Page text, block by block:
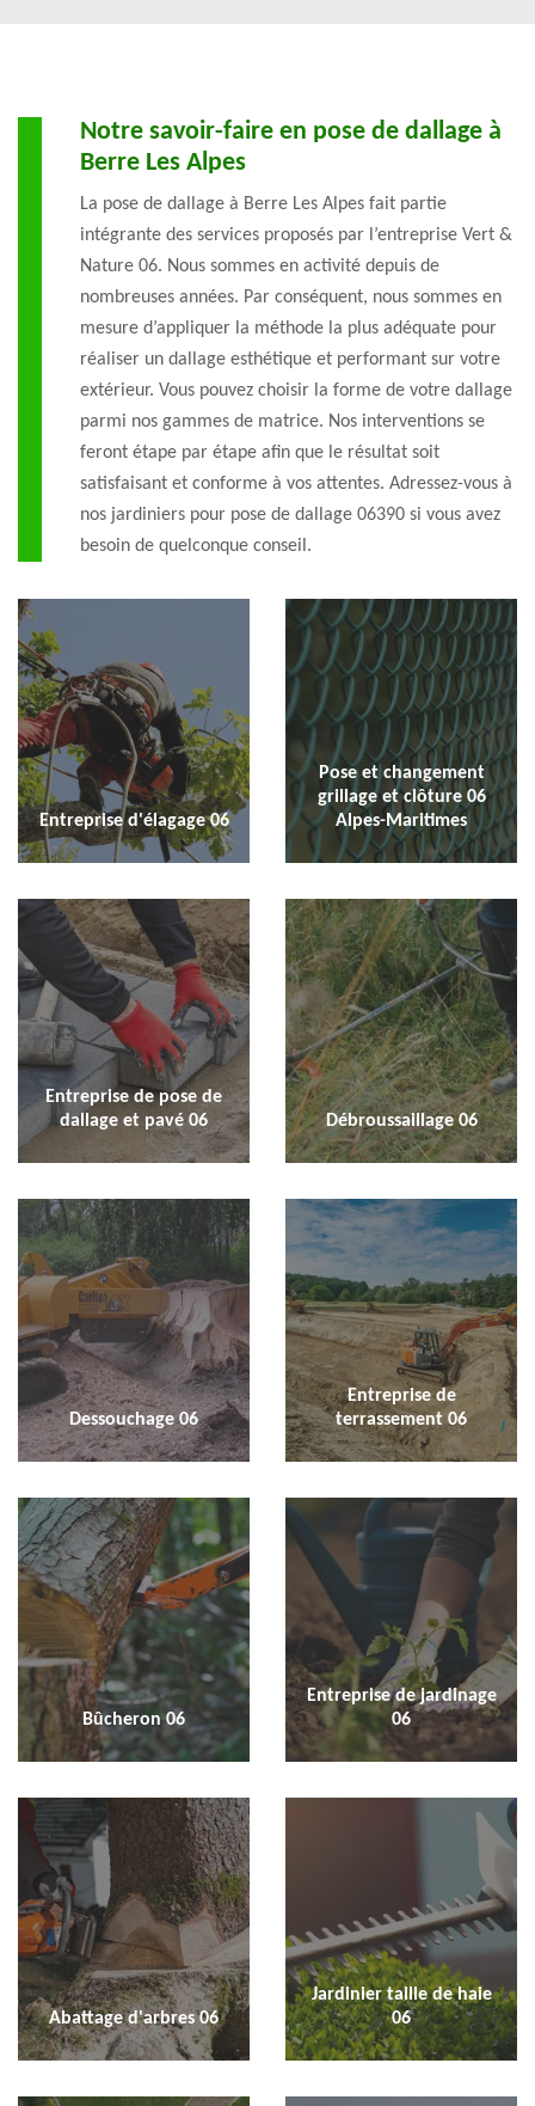
Notre savoir-faire en pose de dallage à
Berre Les Alpes
La pose de dallage à Berre Les Alpes fait partie
intégrante des services proposés par l’entreprise Vert &
Nature 06. Nous sommes en activité depuis de
nombreuses années. Par conséquent, nous sommes en
mesure d’appliquer la méthode la plus adéquate pour
réaliser un dallage esthétique et performant sur votre
extérieur. Vous pouvez choisir la forme de votre dallage
parmi nos gammes de matrice. Nos interventions se
feront étape par étape afin que le résultat soit
satisfaisant et conforme à vos attentes. Adressez-vous à
nos jardiniers pour pose de dallage 06390 si vous avez
besoin de quelconque conseil.
Entreprise d'élagage 06
Pose et changement
grillage et clôture 06
Alpes-Maritimes
Entreprise de pose de
dallage et pavé 06
Débroussaillage 06
Dessouchage 06
Entreprise de
terrassement 06
Bûcheron 06
Entreprise de jardinage
06
Abattage d'arbres 06
Jardinier taille de haie
06